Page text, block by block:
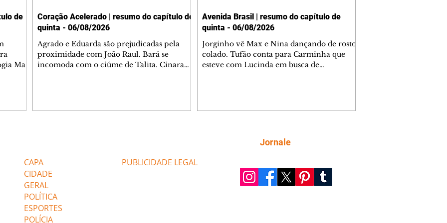
de
Mau
Coração Acelerado | resumo do capítulo de
quinta - 06/08/2026
Agrado e Eduarda são prejudicadas pela
proximidade com João Raul. Bará se
incomoda com o ciúme de Talita. Cinara
ajudar João Raul sem prejudicar a amiga.
Avenida Brasil | resumo do capítulo de
quinta - 06/08/2026
Jorginho vê Max e Nina dançando de rosto
colado. Tufão conta para Carminha que
esteve com Lucinda em busca de
Verônica e Noêmia perseguem Cadinho na
praia deserta. Dolores sugere que Roni peça
fugir da praia
CAPA
CIDADE
GERAL
POLÍTICA
ESPORTES
POLÍCIA
PUBLICIDADE LEGAL
Jornale